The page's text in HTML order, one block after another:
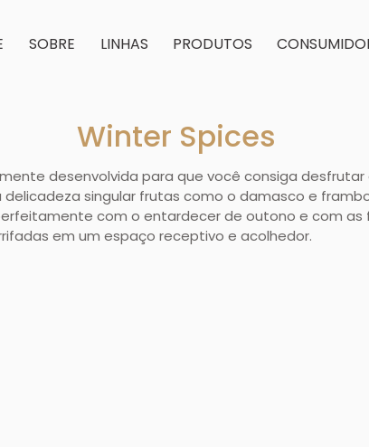
SOBRE LINHAS PRODUTOS
Winter Spices
desenvolvida para que você consiga
singular frutas como o damasco e
com o entardecer de outono e com as
em um espaço receptivo e acolhedor.